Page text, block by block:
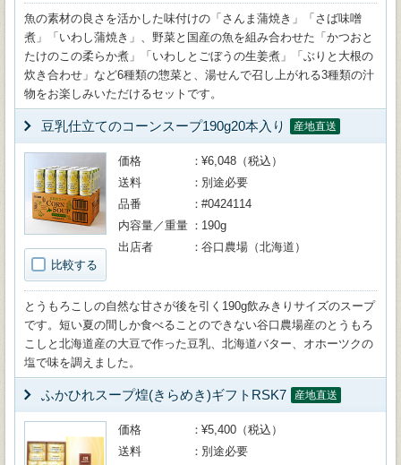
魚の素材の良さを活かした味付けの「さんま蒲焼き」「さば味噌
煮」「いわし蒲焼き」、野菜と国産の魚を組み合わせた「かつおと
たけのこの柔らか煮」「いわしとごぼうの生姜煮」「ぶりと大根の
炊き合わせ」など6種類の惣菜と、湯せんで召し上がれる3種類の汁
物をお楽しみいただけるセットです。
豆乳仕立てのコーンスープ190g20本入り 産地直送
比較する
価格
¥6,048（税込）
送料
別途必要
品番
#0424114
内容量／重量
190g
出店者
谷口農場（北海道）
とうもろこしの自然な甘さが後を引く190g飲みきりサイズのスープ
です。短い夏の間しか食べることのできない谷口農場産のとうもろ
こしと北海道産の大豆で作った豆乳、北海道バター、オホーツクの
塩で味を調えました。
ふかひれスープ煌(きらめき)ギフトRSK7 産地直送
価格
¥5,400（税込）
送料
別途必要